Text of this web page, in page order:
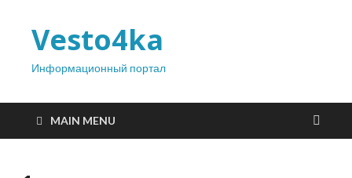
Vesto4ka
Информационный портал
MAIN MENU